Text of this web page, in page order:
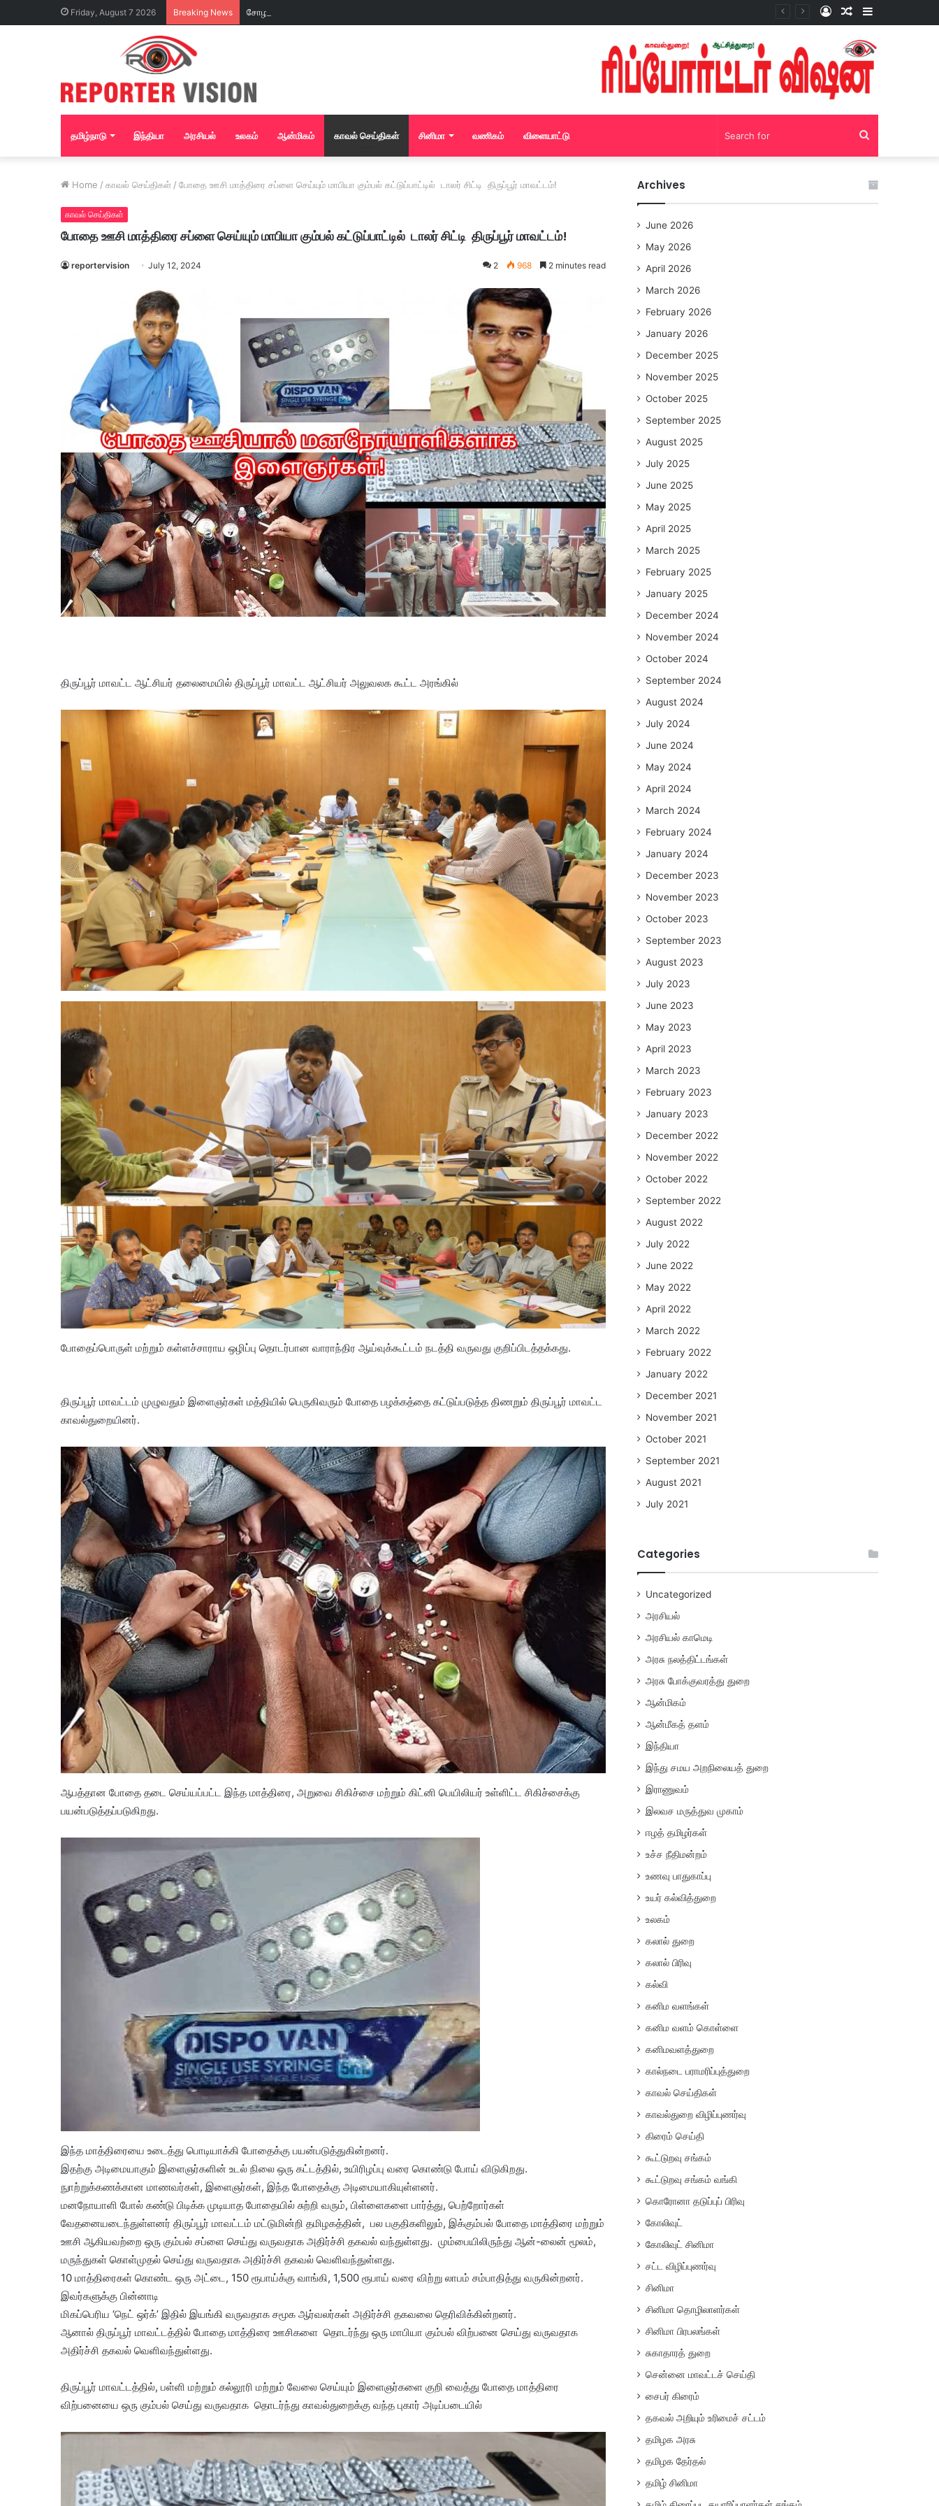
Friday, August 7 2026 Breaking News Sidebar
Random
Log
தமிழ்நாடு இந்தியா அரசியல் உலகம் ஆன்மிகம் காவல் செய்திகள் சினிமா வணிகம் விளையாட்டு Search
Home / காவல் செய்திகள் / போதை ஊசி மாத்திரை சப்ளை செய்யும் மாபியா கும்பல் கட்டுப்பாட்டில் டாலர் சிட்டி திருப்பூர் மாவட்டம்!
காவல் செய்திகள்
போதை ஊசி மாத்திரை சப்ளை செய்யும் மாபியா கும்பல் கட்டுப்பாட்டில் டாலர் சிட்டி திருப்பூர் மாவட்டம்!
reportervision July 12, 2024 2 968 2 minutes read
திருப்பூர் மாவட்ட ஆட்சியர் தலைமையில் திருப்பூர் மாவட்ட ஆட்சியர் அலுவலக கூட்ட அரங்கில்
போதைப்பொருள் மற்றும் கள்ளச்சாராய ஒழிப்பு தொடர்பான வாராந்திர ஆய்வுக்கூட்டம் நடத்தி வருவது குறிப்பிடத்தக்கது.
திருப்பூர் மாவட்டம் முழுவதும் இளைஞர்கள் மத்தியில் பெருகிவரும் போதை பழக்கத்தை கட்டுப்படுத்த திணறும் திருப்பூர் மாவட்ட
காவல்துறையினர்.
ஆபத்தான போதை தடை செய்யப்பட்ட இந்த மாத்திரை, அறுவை சிகிச்சை மற்றும் கிட்னி பெயிலியர் உள்ளிட்ட சிகிச்சைக்கு
பயன்படுத்தப்படுகிறது.
இந்த மாத்திரையை உடைத்து பொடியாக்கி போதைக்கு பயன்படுத்துகின்றனர்.
இதற்கு அடிமையாகும் இளைஞர்களின் உடல் நிலை ஒரு கட்டத்தில், உயிரிழப்பு வரை கொண்டு போய் விடுகிறது.
நுாற்றுக்கணக்கான மாணவர்கள், இளைஞர்கள், இந்த போதைக்கு அடிமையாகியுள்ளனர்.
மனநோயாளி போல் கண்டு பிடிக்க முடியாத போதையில் சுற்றி வரும், பிள்ளைகளை பார்த்து, பெற்றோர்கள்
வேதனையடைந்துள்ளனர் திருப்பூர் மாவட்டம் மட்டுமின்றி தமிழகத்தின், பல பகுதிகளிலும், இக்கும்பல் போதை மாத்திரை மற்றும்
ஊசி ஆகியவற்றை ஒரு கும்பல் சப்ளை செய்து வருவதாக அதிர்ச்சி தகவல் வந்துள்ளது. மும்பையிலிருந்து ஆன்-லைன் மூலம்,
மருந்துகள் கொள்முதல் செய்து வருவதாக அதிர்ச்சி தகவல் வெளிவந்துள்ளது.
10 மாத்திரைகள் கொண்ட ஒரு அட்டை, 150 ரூபாய்க்கு வாங்கி, 1,500 ரூபாய் வரை விற்று லாபம் சம்பாதித்து வருகின்றனர்.
இவர்களுக்கு பின்னாடி
மிகப்பெரிய ‘நெட் ஒர்க்’ இதில் இயங்கி வருவதாக சமூக ஆர்வலர்கள் அதிர்ச்சி தகவலை தெரிவிக்கின்றனர்.
ஆனால் திருப்பூர் மாவட்டத்தில் போதை மாத்திரை ஊசிகளை தொடர்ந்து ஒரு மாபியா கும்பல் விற்பனை செய்து வருவதாக
அதிர்ச்சி தகவல் வெளிவந்துள்ளது.
திருப்பூர் மாவட்டத்தில், பள்ளி மற்றும் கல்லூரி மற்றும் வேலை செய்யும் இளைஞர்களை குறி வைத்து போதை மாத்திரை
விற்பனையை ஒரு கும்பல் செய்து வருவதாக தொடர்ந்து காவல்துறைக்கு வந்த புகார் அடிப்படையில்
Archives
June 2026
May 2026
April 2026
March 2026
February 2026
January 2026
December 2025
November 2025
October 2025
September 2025
August 2025
July 2025
June 2025
May 2025
April 2025
March 2025
February 2025
January 2025
December 2024
November 2024
October 2024
September 2024
August 2024
July 2024
June 2024
May 2024
April 2024
March 2024
February 2024
January 2024
December 2023
November 2023
October 2023
September 2023
August 2023
July 2023
June 2023
May 2023
April 2023
March 2023
February 2023
January 2023
December 2022
November 2022
October 2022
September 2022
August 2022
July 2022
June 2022
May 2022
April 2022
March 2022
February 2022
January 2022
December 2021
November 2021
October 2021
September 2021
August 2021
July 2021
Categories
Uncategorized
அரசியல்
அரசியல் காமெடி
அரசு நலத்திட்டங்கள்
அரசு போக்குவரத்து துறை
ஆன்மிகம்
ஆன்மீகத் தளம்
இந்தியா
இந்து சமய அறநிலையத் துறை
இராணுவம்
இலவச மருத்துவ முகாம்
ஈழத் தமிழர்கள்
உச்ச நீதிமன்றம்
உணவு பாதுகாப்பு
உயர் கல்வித்துறை
உலகம்
கலால் துறை
கலால் பிரிவு
கல்வி
கனிம வளங்கள்
கனிம வளம் கொள்ளை
கனிமவளத்துறை
கால்நடை பராமரிப்புத்துறை
காவல் செய்திகள்
காவல்துறை விழிப்புணர்வு
கிரைம் செய்தி
கூட்டுறவு சங்கம்
கூட்டுறவு சங்கம் வங்கி
கொரோனா தடுப்புப் பிரிவு
கோலிவுட்
கோலிவுட் சினிமா
சட்ட விழிப்புணர்வு
சினிமா
சினிமா தொழிலாளர்கள்
சினிமா பிரபலங்கள்
சுகாதாரத் துறை
சென்னை மாவட்டச் செய்தி
சைபர் கிரைம்
தகவல் அறியும் உரிமைச் சட்டம்
தமிழக அரசு
தமிழக தேர்தல்
தமிழ் சினிமா